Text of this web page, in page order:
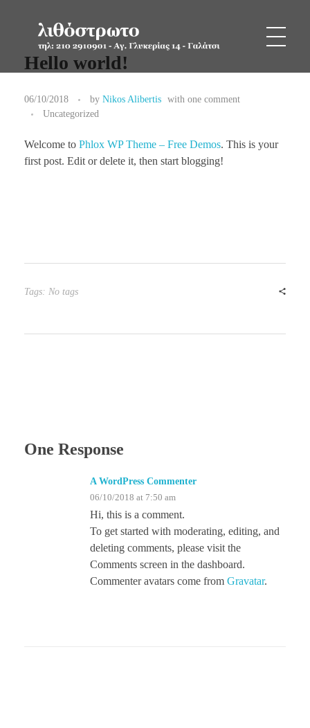
lithostroto.gr
lithostroto.gr
Hello world!
06/10/2018 by Nikos Alibertis with one comment
Uncategorized
Welcome to Phlox WP Theme – Free Demos. This is your
first post. Edit or delete it, then start blogging!
Tags: No tags
One Response
A WordPress Commenter
06/10/2018 at 7:50 am
Hi, this is a comment.
To get started with moderating, editing, and
deleting comments, please visit the
Comments screen in the dashboard.
Commenter avatars come from Gravatar.